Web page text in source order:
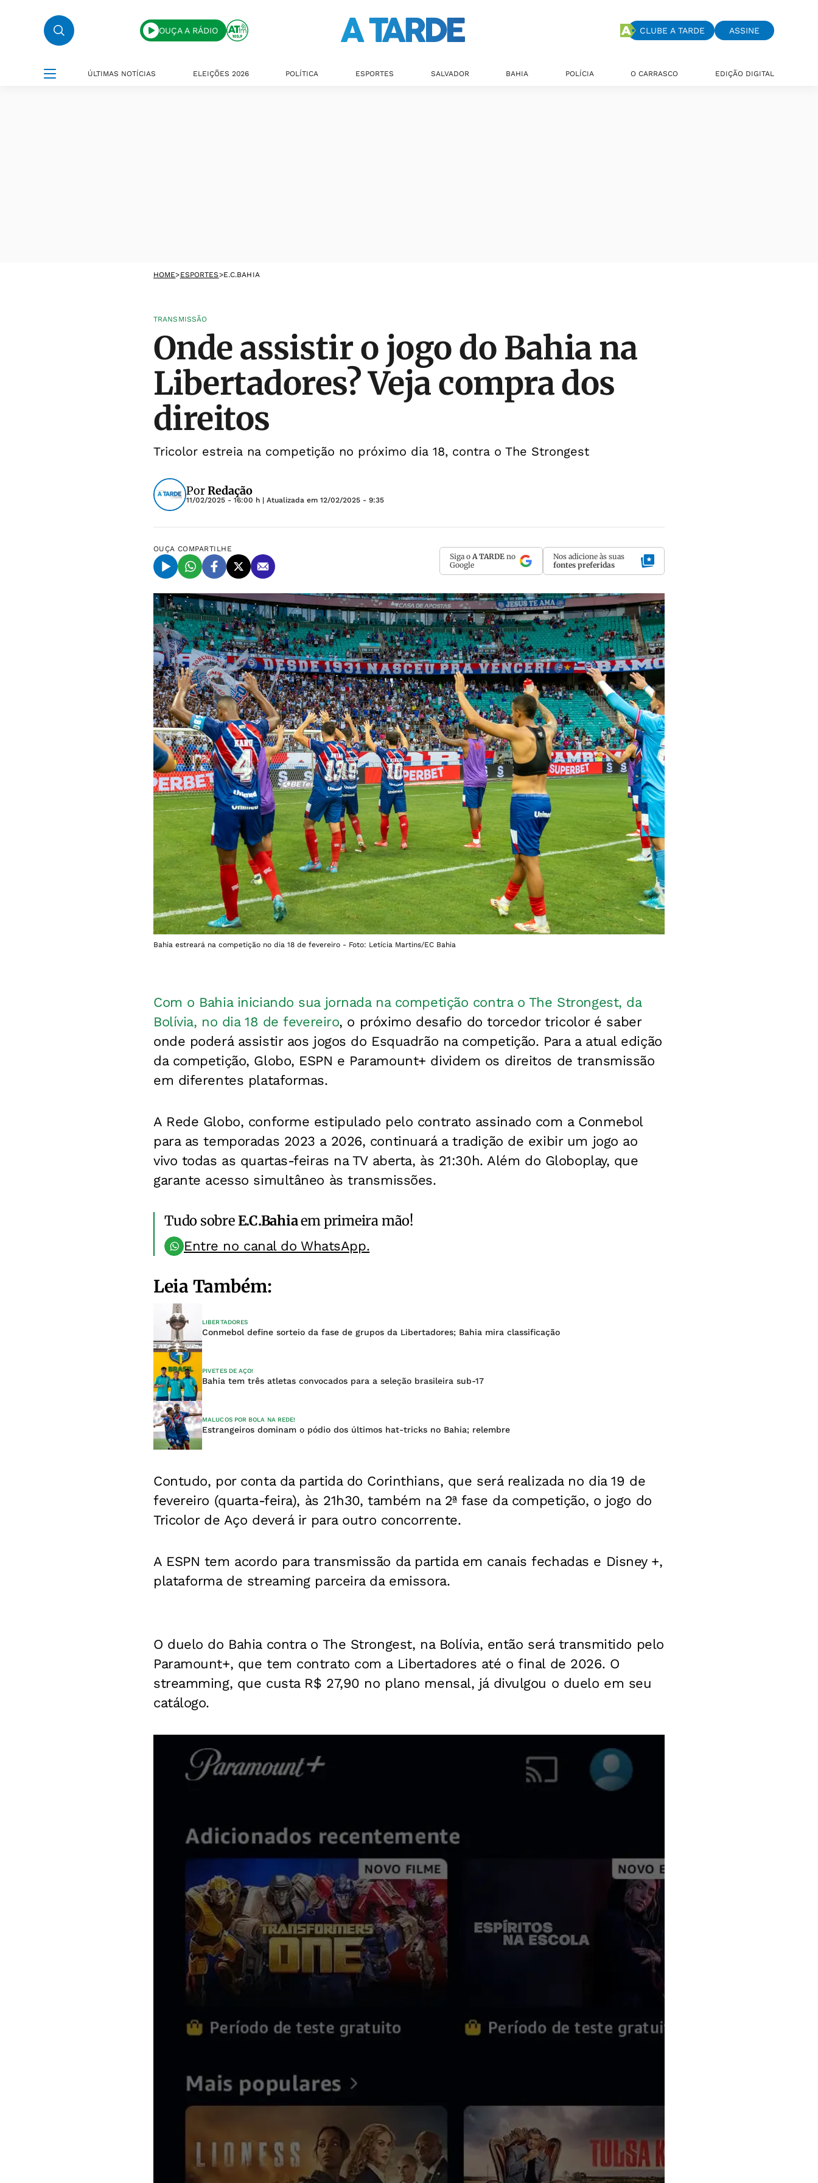
OUÇA A RÁDIO CLUBE A TARDE ASSINE
ÚLTIMAS NOTÍCIAS ELEIÇÕES 2026 POLÍTICA ESPORTES SALVADOR BAHIA POLÍCIA O CARRASCO EDIÇÃO DIGITAL
HOME>ESPORTES>E.C.BAHIA
TRANSMISSÃO
Onde assistir o jogo do Bahia na
Libertadores? Veja compra dos
direitos
Tricolor estreia na competição no próximo dia 18, contra o The Strongest
PorRedação
11/02/2025 - 16:00 h | Atualizada em 12/02/2025 - 9:35
OUÇA COMPARTILHE
Siga o A TARDE no
Google
Nos adicione às suas
fontes preferidas
Bahia estreará na competição no dia 18 de fevereiro - Foto: Letícia Martins/EC Bahia
Com o Bahia iniciando sua jornada na competição contra o The Strongest, da
Bolívia, no dia 18 de fevereiro, o próximo desafio do torcedor tricolor é saber
onde poderá assistir aos jogos do Esquadrão na competição. Para a atual edição
da competição, Globo, ESPN e Paramount+ dividem os direitos de transmissão
em diferentes plataformas.
A Rede Globo, conforme estipulado pelo contrato assinado com a Conmebol
para as temporadas 2023 a 2026, continuará a tradição de exibir um jogo ao
vivo todas as quartas-feiras na TV aberta, às 21:30h. Além do Globoplay, que
garante acesso simultâneo às transmissões.
Tudo sobreE.C.Bahiaem primeira mão!
Entre no canal do WhatsApp.
Leia Também:
LIBERTADORES
Conmebol define sorteio da fase de grupos da Libertadores; Bahia mira classificação
PIVETES DE AÇO!
Bahia tem três atletas convocados para a seleção brasileira sub-17
MALUCOS POR BOLA NA REDE!
Estrangeiros dominam o pódio dos últimos hat-tricks no Bahia; relembre
Contudo, por conta da partida do Corinthians, que será realizada no dia 19 de
fevereiro (quarta-feira), às 21h30, também na 2ª fase da competição, o jogo do
Tricolor de Aço deverá ir para outro concorrente.
A ESPN tem acordo para transmissão da partida em canais fechadas e Disney +,
plataforma de streaming parceira da emissora.
O duelo do Bahia contra o The Strongest, na Bolívia, então será transmitido pelo
Paramount+, que tem contrato com a Libertadores até o final de 2026. O
streamming, que custa R$ 27,90 no plano mensal, já divulgou o duelo em seu
catálogo.